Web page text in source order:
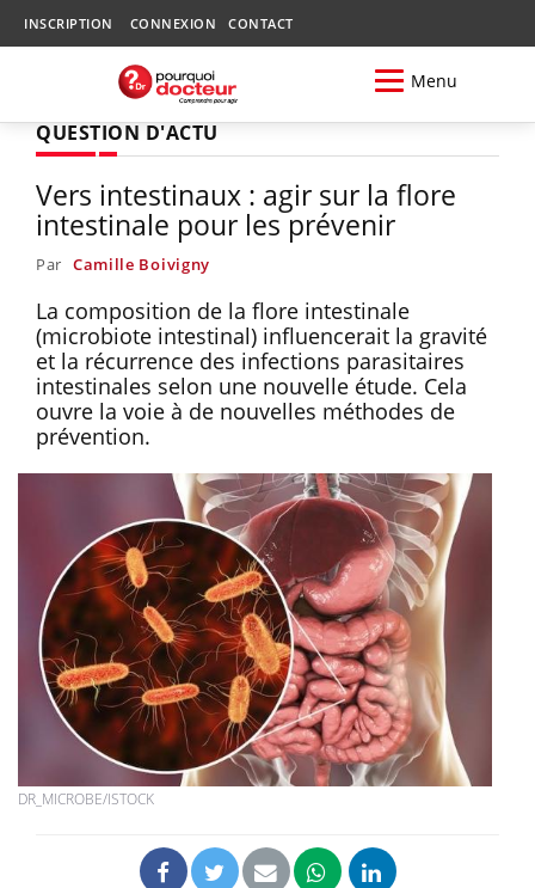
INSCRIPTION CONNEXION CONTACT
Menu
QUESTION D'ACTU
Vers intestinaux : agir sur la flore
intestinale pour les prévenir
Par Camille Boivigny
La composition de la flore intestinale
(microbiote intestinal) influencerait la gravité
et la récurrence des infections parasitaires
intestinales selon une nouvelle étude. Cela
ouvre la voie à de nouvelles méthodes de
prévention.
DR_MICROBE/ISTOCK